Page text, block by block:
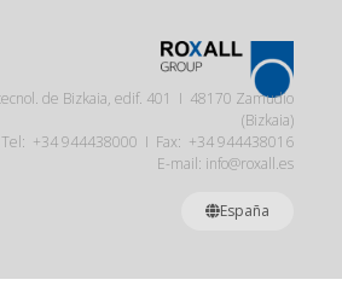
de Bizkaia, edif. 401 I 48170 Zamudio
(Bizkaia)
Tel: +34 944438000 I Fax: +34 944438016
E-mail: info@roxall.es
España